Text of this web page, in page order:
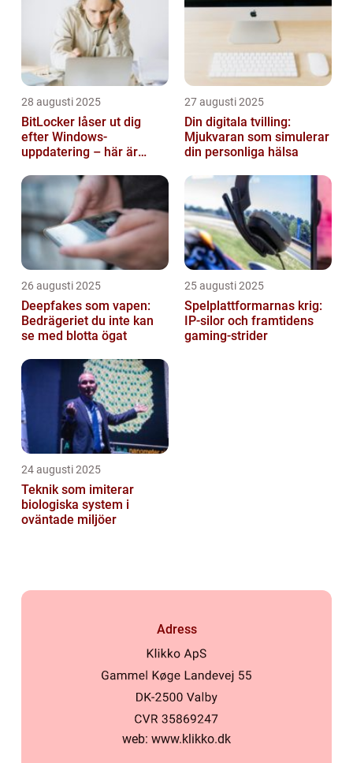
28 augusti 2025
BitLocker låser ut dig
efter Windows-
uppdatering – här är
27 augusti 2025
Din digitala tvilling:
Mjukvaran som simulerar
din personliga hälsa
26 augusti 2025
Deepfakes som vapen:
Bedrägeriet du inte kan
se med blotta ögat
25 augusti 2025
Spelplattformarnas krig:
IP‑silor och framtidens
gaming‑strider
24 augusti 2025
Teknik som imiterar
biologiska system i
oväntade miljöer
Adress
web: www.klikko.dk